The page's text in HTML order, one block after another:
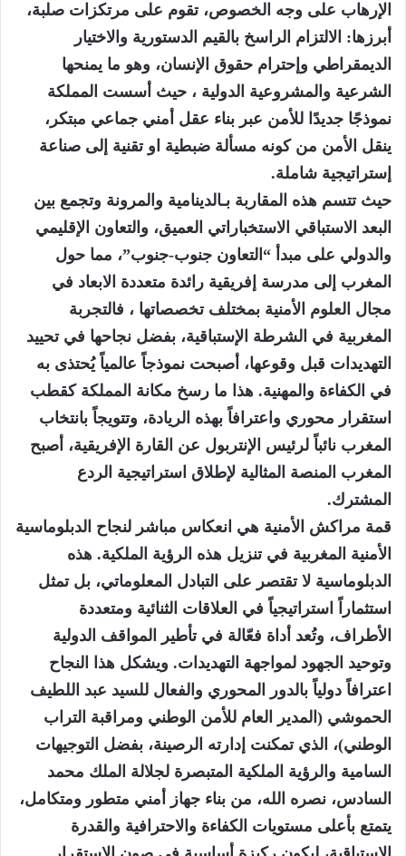
الإرهاب على وجه الخصوص، تقوم على مرتكزات صلبة،
أبرزها: الالتزام الراسخ بالقيم الدستورية والاختيار
الديمقراطي وإحترام حقوق الإنسان، وهو ما يمنحها
الشرعية والمشروعية الدولية ، حيث أسست المملكة
نموذجًا جديدًا للأمن عبر بناء عقل أمني جماعي مبتكر،
ينقل الأمن من كونه مسألة ضبطية او تقنية إلى صناعة
إستراتيجية شاملة.
حيث تتسم هذه المقاربة بـالدينامية والمرونة وتجمع بين
البعد الاستباقي الاستخباراتي العميق، والتعاون الإقليمي
والدولي على مبدأ “التعاون جنوب-جنوب”، مما حول
المغرب إلى مدرسة إفريقية رائدة متعددة الابعاد في
مجال العلوم الأمنية بمختلف تخصصاتها ، فالتجربة
المغربية في الشرطة الإستباقية، بفضل نجاحها في تحييد
التهديدات قبل وقوعها، أصبحت نموذجاً عالمياً يُحتذى به
في الكفاءة والمهنية. هذا ما رسخ مكانة المملكة كقطب
استقرار محوري واعترافاً بهذه الريادة، وتتويجاً بانتخاب
المغرب نائباً لرئيس الإنتربول عن القارة الإفريقية، أصبح
المغرب المنصة المثالية لإطلاق استراتيجية الردع
المشترك.
قمة مراكش الأمنية هي انعكاس مباشر لنجاح الدبلوماسية
الأمنية المغربية في تنزيل هذه الرؤية الملكية. هذه
الدبلوماسية لا تقتصر على التبادل المعلوماتي، بل تمثل
استثماراً استراتيجياً في العلاقات الثنائية ومتعددة
الأطراف، وتُعد أداة فعّالة في تأطير المواقف الدولية
وتوحيد الجهود لمواجهة التهديدات. ويشكل هذا النجاح
اعترافاً دولياً بالدور المحوري والفعال للسيد عبد اللطيف
الحموشي (المدير العام للأمن الوطني ومراقبة التراب
الوطني)، الذي تمكنت إدارته الرصينة، بفضل التوجيهات
السامية والرؤية الملكية المتبصرة لجلالة الملك محمد
السادس، نصره الله، من بناء جهاز أمني متطور ومتكامل،
يتمتع بأعلى مستويات الكفاءة والاحترافية والقدرة